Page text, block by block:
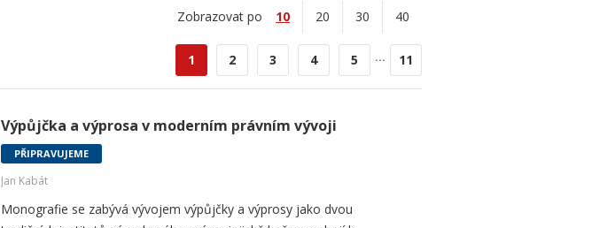
Zobrazovat po 10 20 30 40
1 2 3 4 5 ... 11
Výpůjčka a výprosa v moderním právním vývoji
PŘIPRAVUJEME
Jan Kabát
Monografie se zabývá vývojem výpůjčky a výprosy jako dvou